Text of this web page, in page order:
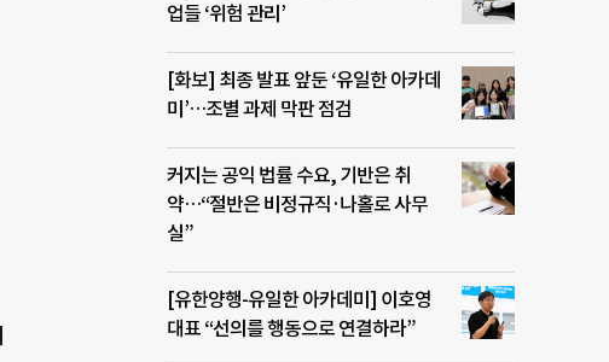
업들 ‘위험 관리’
[화보] 최종 발표 앞둔 ‘유일한 아카데
미’…조별 과제 막판 점검
커지는 공익 법률 수요, 기반은 취
약…“절반은 비정규직·나홀로 사무
실”
[유한양행-유일한 아카데미] 이호영
대표 “선의를 행동으로 연결하라”